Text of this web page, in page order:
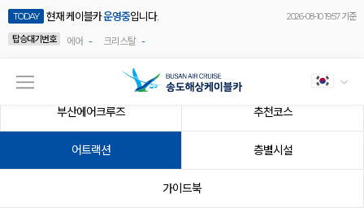
TODAY 현재 케이블카운영중입니다.
2026-08-10 19:57 기준
탑승대기번호
에어 - 크리스탈 -
viewslide
부산에어크루즈 추천코스
어트랙션 층별시설
가이드북